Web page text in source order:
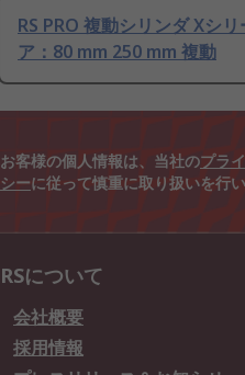
RS PRO 複動シリンダ Xシ
ア：80 mm 250 mm 複動
お客様の個人情報は、当社のプラ
シーに従って慎重に取り扱いを行い
RSについて
会社概要
採用情報